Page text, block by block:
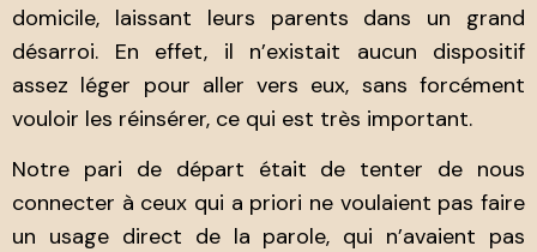
domicile, laissant leurs parents dans un grand
désarroi. En effet, il n’existait aucun dispositif
assez léger pour aller vers eux, sans forcément
vouloir les réinsérer, ce qui est très important.
Notre pari de départ était de tenter de nous
connecter à ceux qui a priori ne voulaient pas faire
un usage direct de la parole, qui n’avaient pas